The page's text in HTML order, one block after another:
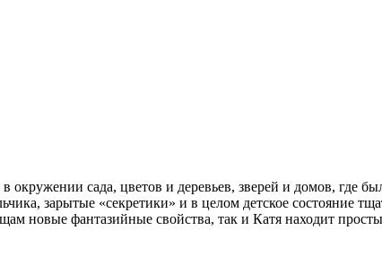
сада, цветов и деревьев, зверей и домов, где
зарытые «секретики» и в целом детское состояние
новые фантазийные свойства, так и Катя находит